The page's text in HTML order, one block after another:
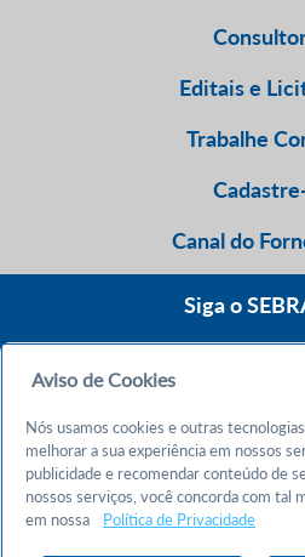
Editais e
Trabalhe
Canal do
Siga o
Chame no
Aviso de Cookies
Nós usamos cookies e outras
melhorar a sua experiência em nossos
publicidade e recomendar conteúdo de
nossos serviços, você concorda com tal
em nossa
Política de Privacidade